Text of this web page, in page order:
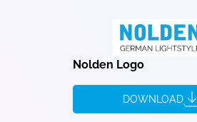
Nolden Logo
DOWNLOAD